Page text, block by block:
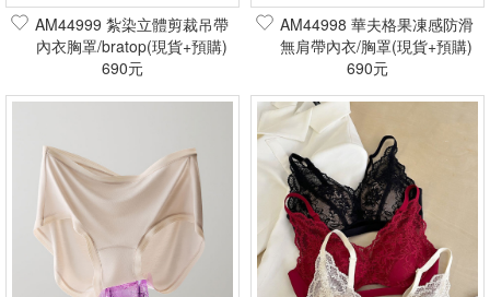
AM44999 紮染立體剪裁吊帶
內衣胸罩/bratop(現貨+預購)
690元
AM44998 華夫格果凍感防滑
無肩帶內衣/胸罩(現貨+預購)
690元